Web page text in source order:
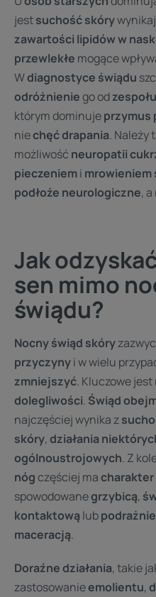
jestsuchość skóry
zawartości lipidów w
przewlekłe mogące
Wdiagnostyce świądu
odróżnieniego od
którym dominujeprzymus
niechęć drapania. Należy
możliwość neuropatii
pieczeniemi mrowieniem
podłoże neurologiczne,
Jak
sen mimo
świądu?
Nocny świąd skóry
przyczynyi w wielu
zmniejszyć. Kluczowe jest
dolegliwości. Świąd
najczęściej wynika z
skóry,działania
ogólnoustrojowych. Z
nógczęściej ma
spowodowanegrzybicą,
kontaktowąlub
maceracją.
Doraźne działania, takie
zastosowanieemolientu,